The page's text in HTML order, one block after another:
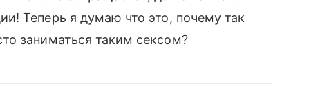
Теперь я думаю что это, почему так
заниматься таким сексом?